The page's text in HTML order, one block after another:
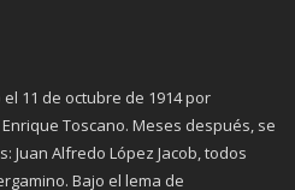
11 de octubre de 1914 por
Toscano. Meses después, se
Juan Alfredo López Jacob, todos
Bajo el lema de